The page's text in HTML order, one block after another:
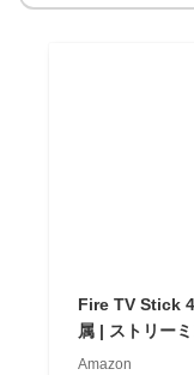
Fire TV Stick
属 | ストリー
Amazon